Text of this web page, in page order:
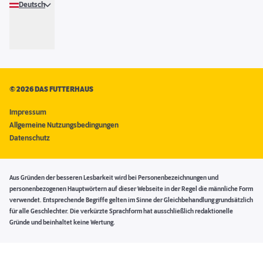
Deutsch
©2026 DAS FUTTERHAUS
Impressum
Allgemeine Nutzungsbedingungen
Datenschutz
Aus Gründen der besseren Lesbarkeit wird bei Personenbezeichnungen und
personenbezogenen Hauptwörtern auf dieser Webseite in der Regel die männliche Form
verwendet. Entsprechende Begriffe gelten im Sinne der Gleichbehandlung grundsätzlich
für alle Geschlechter. Die verkürzte Sprachform hat ausschließlich redaktionelle
Gründe und beinhaltet keine Wertung.